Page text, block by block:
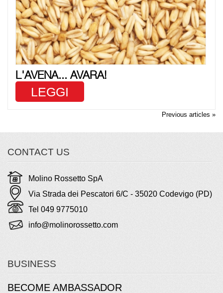
L'AVENA... AVARA!
LEGGI
Previous articles »
CONTACT US
Molino Rossetto SpA
Via Strada dei Pescatori 6/C - 35020 Codevigo (PD)
Tel 049 9775010
info@molinorossetto.com
BUSINESS
BECOME AMBASSADOR